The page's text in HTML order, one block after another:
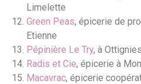
Limelette
Green Peas, épicerie de
Etienne
Pépinière Le Try, à Ottignies
Radis et Cie, épicerie à
Macavrac, épicerie